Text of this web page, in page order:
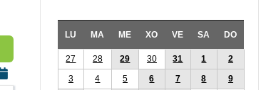
LU MA ME XO VE SA DO
27 28 29 30 31 1
2
3
4 5 6 7 8
9